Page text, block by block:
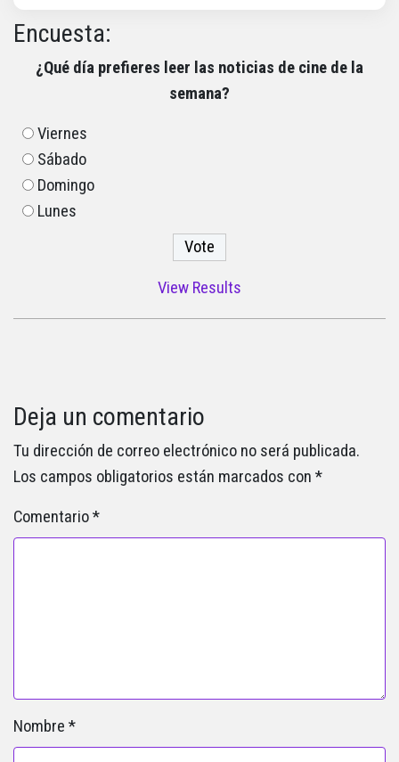
Encuesta:
¿Qué día prefieres leer las noticias de cine de la
semana?
Viernes
Sábado
Domingo
Lunes
View Results
Deja un comentario
Tu dirección de correo electrónico no será publicada.
Los campos obligatorios están marcados con *
Comentario*
Nombre *